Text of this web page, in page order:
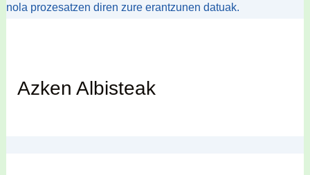
nola prozesatzen diren zure erantzunen datuak.
Azken Albisteak